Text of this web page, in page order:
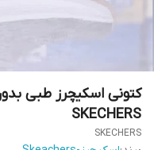
SKECHERS
SKECHERS